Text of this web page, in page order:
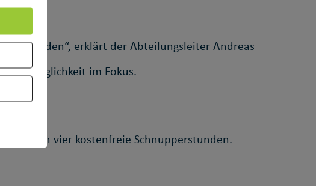
zu werden“, erklärt der Abteilungsleiter Andreas
Beweglichkeit im Fokus.
bieten vier kostenfreie Schnupperstunden.